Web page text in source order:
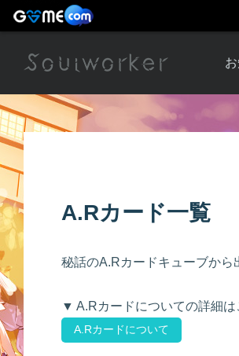
お
A.Rカード一覧
秘話のA.Rカードキューブか
▼ A.Rカードについての詳細は
A.Rカードについて